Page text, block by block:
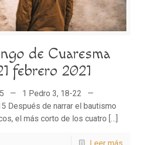
de Cuaresma
2021
— 1 Pedro 3, 18-22 —
Después de narrar el bautismo
el más corto de los cuatro […]